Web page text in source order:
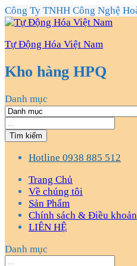
Công Ty TNHH Công Nghệ
Tự Động Hóa Việt Nam
Kho hàng HPQ
Danh mục
Tìm kiếm
Hotline 0938 885 512
Trang Chủ
Về chúng tôi
Sản Phẩm
Chính sách & Điều khoản
LIÊN HỆ
Danh mục